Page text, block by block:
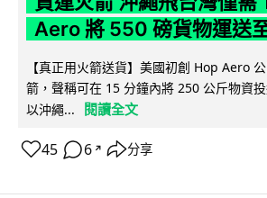
Aero 將 550 磅貨物運送
【真正用火箭送貨】美國初創 Hop Aero
箭，聲稱可在 15 分鐘內將 250 公斤物資
以沖繩...
閱讀全文
45 6 ↗ 分享